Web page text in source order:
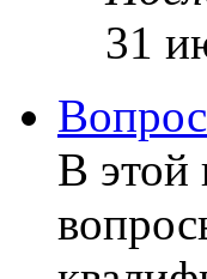
31
В этой